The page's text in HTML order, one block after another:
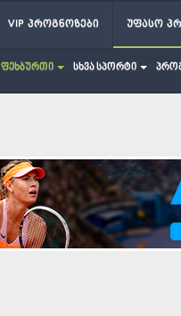
VIP პროგნოზები უფასო
ფეხბურთი სხვა სპორტი